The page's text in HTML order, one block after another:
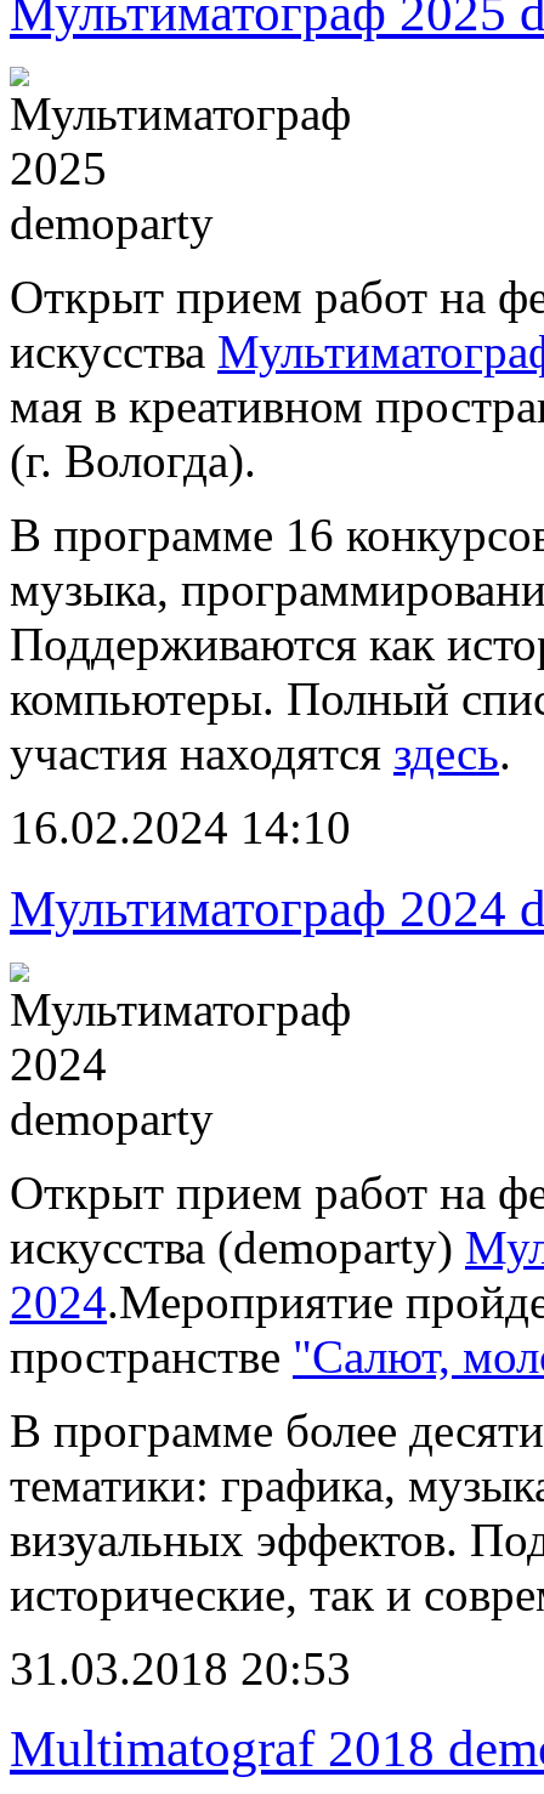
Мультиматограф 2025
Открыт прием работ на
искусства
мая в креативном
(г. Вологда).
В программе 16
музыка,
Поддерживаются как
компьютеры. Полный
участия находятся здесь.
16.02.2024 14:10
Мультиматограф 2024
Открыт прием работ на
искусства (demoparty)
2024.Мероприятие
пространстве "Салют,
В программе более
тематики: графика,
визуальных эффектов.
исторические, так и
31.03.2018 20:53
Multimatograf 2018